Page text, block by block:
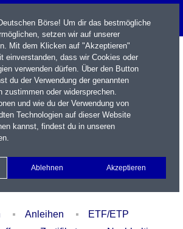
Watchlist Portfolio Login
Anleihen
ETF/ETP
Börse! Um dir das bestmögliche
setzen wir auf unserer
Mit dem Klicken auf "Akzeptieren"
einverstanden, dass wir Cookies oder
verwenden dürfen. Über den Button
du der Verwendung der genannten
zustimmen oder widersprechen.
und wie du der Verwendung von
Technologien auf dieser Website
kannst, findest du in unseren
.
Ablehnen Akzeptieren